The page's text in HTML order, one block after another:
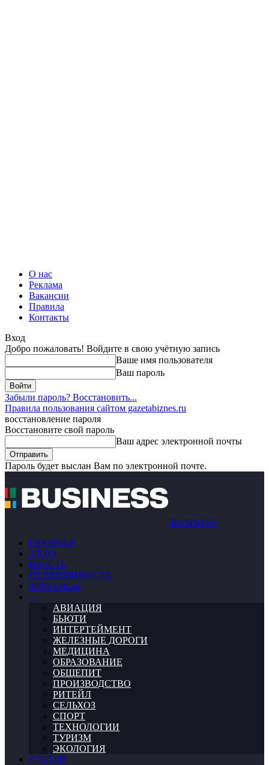
О нас
Реклама
Вакансии
Правила
Контакты
Вход
Добро пожаловать! Войдите в свою учётную запись
Ваше имя пользователя
Ваш пароль
Забыли пароль? Восстановить...
Правила пользования сайтом gazetabiznes.ru
восстановление пароля
Восстановите свой пароль
Ваш адрес электронной почты
Пароль будет выслан Вам по электронной почте.
BUSINESS
ГЛАВНАЯ
АВТО
ВЛАСТЬ
НЕДВИЖИМОСТЬ
ФИНАНСЫ
…
АВИАЦИЯ
БЬЮТИ
ИНТЕРТЕЙМЕНТ
ЖЕЛЕЗНЫЕ ДОРОГИ
МЕДИЦИНА
ОБРАЗОВАНИЕ
ОБЩЕПИТ
ПРОИЗВОДСТВО
РИТЕЙЛ
СЕЛЬХОЗ
СПОРТ
ТЕХНОЛОГИИ
ТУРИЗМ
ЭКОЛОГИЯ
СТАТЬИ